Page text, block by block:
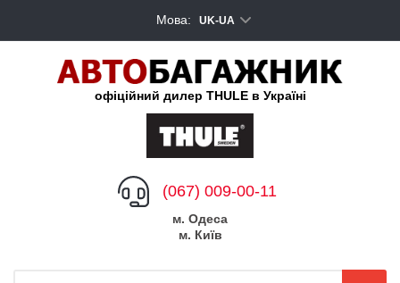
Мова: UK-UA
офіційний дилер THULE в Україні
(067) 009-00-11
м. Одеса
м. Київ